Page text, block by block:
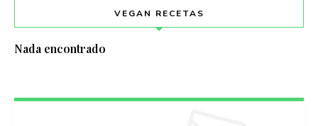
VEGAN RECETAS
Nada encontrado